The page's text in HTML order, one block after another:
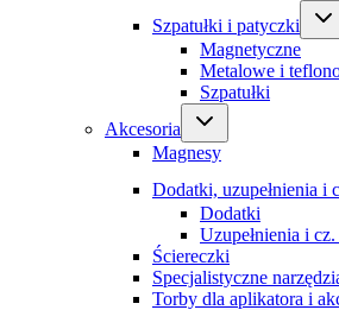
Szpatułki i patyczki
Magnetyczne
Metalowe i
Szpatułki
Akcesoria
Magnesy
Dodatki, uzupełnienia i
Dodatki
Uzupełnienia i
Ściereczki
Specjalistyczne
Torby dla aplikatora i